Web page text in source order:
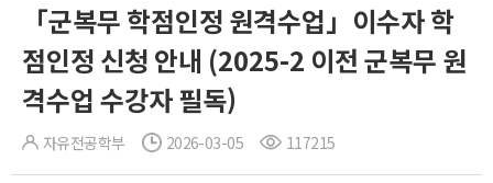
「군복무 학점인정 원격수업」이수자 학
점인정 신청 안내 (2025-2 이전 군복무 원
격수업 수강자 필독)
자유전공학부 2026-03-05 117215